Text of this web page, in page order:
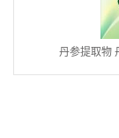
丹参提取物